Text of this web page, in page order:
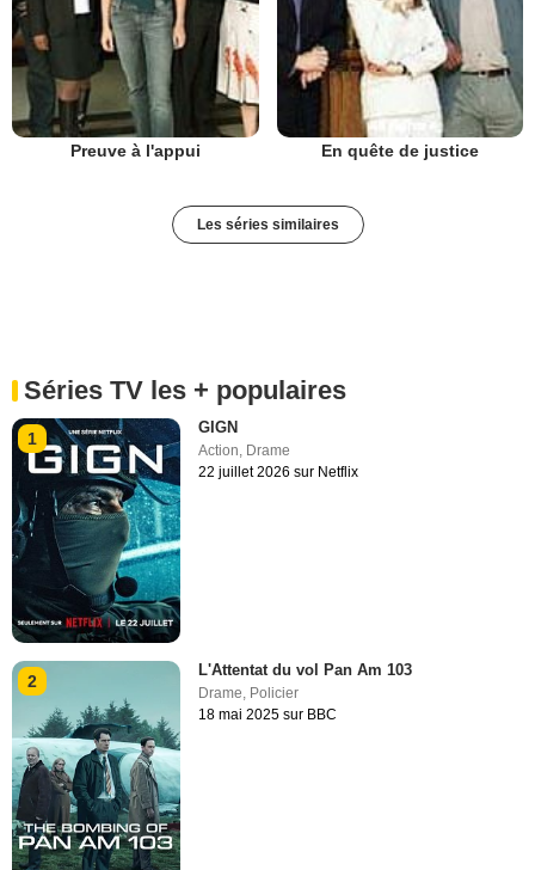
Preuve à l'appui En quête de justice
Les séries similaires
Séries TV les + populaires
1
GIGN
Action Drame
22 juillet 2026 sur Netflix
2
L'Attentat du vol Pan Am 103
Drame, Policier
18 mai 2025 sur BBC